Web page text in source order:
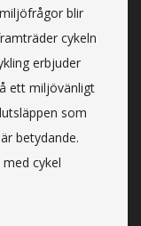
blir
cykeln
erbjuder
ett miljövänligt
som
betydande.
cykel